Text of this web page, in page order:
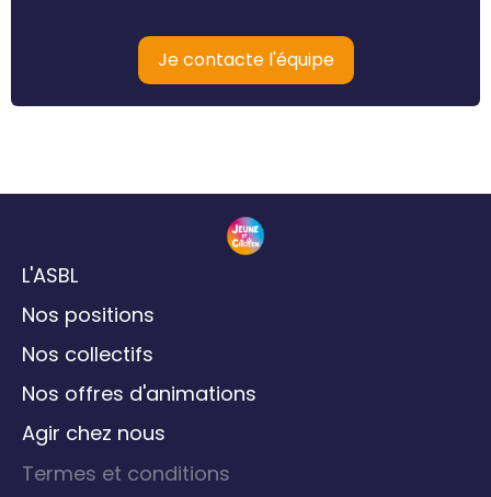
Je contacte l'équipe
L'ASBL
Nos positions
Nos collectifs
Nos offres d'animations
Agir chez nous
Termes et conditions